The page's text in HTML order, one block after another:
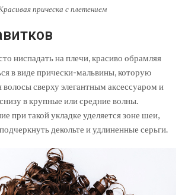
прическа с плетением
ниспадать на плечи, красиво обрамляя
в виде прически-мальвины, которую
волосы сверху элегантным аксессуаром и
в крупные или средние волны.
при такой укладке уделяется зоне шеи,
декольте и удлиненные серьги.